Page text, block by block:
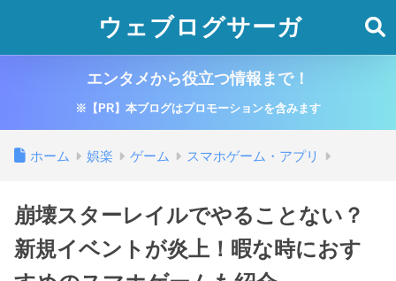
ウェブログサーガ
エンタメから役立つ情報まで！
※【PR】本ブログはプロモーションを含みます
ホーム 娯楽 ゲーム スマホゲーム・アプリ
崩壊スターレイルでやることない？
新規イベントが炎上！暇な時におす